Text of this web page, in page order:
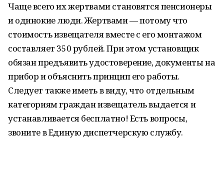
Чаще всего их жертвами становятся пенсионеры
и одинокие люди. Жертвами — потому что
стоимость извещателя вместе с его монтажом
составляет 350 рублей. При этом установщик
обязан предъявить удостоверение, документы на
прибор и объяснить принцип его работы.
Следует также иметь в виду, что отдельным
категориям граждан извещатель выдается и
устанавливается бесплатно! Есть вопросы,
звоните в Единую диспетчерскую службу.